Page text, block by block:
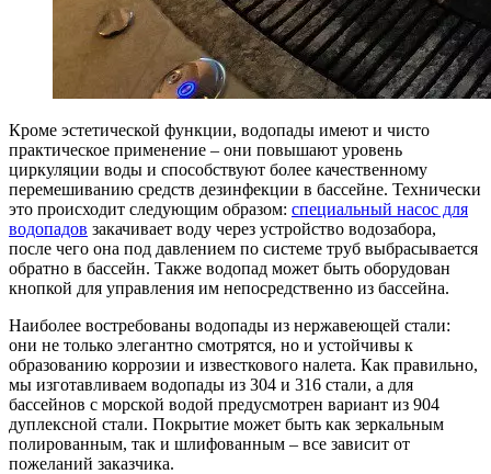
Кроме эстетической функции, водопады имеют и чисто
практическое применение – они повышают уровень
циркуляции воды и способствуют более качественному
перемешиванию средств дезинфекции в бассейне. Технически
это происходит следующим образом: специальный насос для
водопадов закачивает воду через устройство водозабора,
после чего она под давлением по системе труб выбрасывается
обратно в бассейн. Также водопад может быть оборудован
кнопкой для управления им непосредственно из бассейна.
Наиболее востребованы водопады из нержавеющей стали:
они не только элегантно смотрятся, но и устойчивы к
образованию коррозии и известкового налета. Как правильно,
мы изготавливаем водопады из 304 и 316 стали, а для
бассейнов с морской водой предусмотрен вариант из 904
дуплексной стали. Покрытие может быть как зеркальным
полированным, так и шлифованным – все зависит от
пожеланий заказчика.